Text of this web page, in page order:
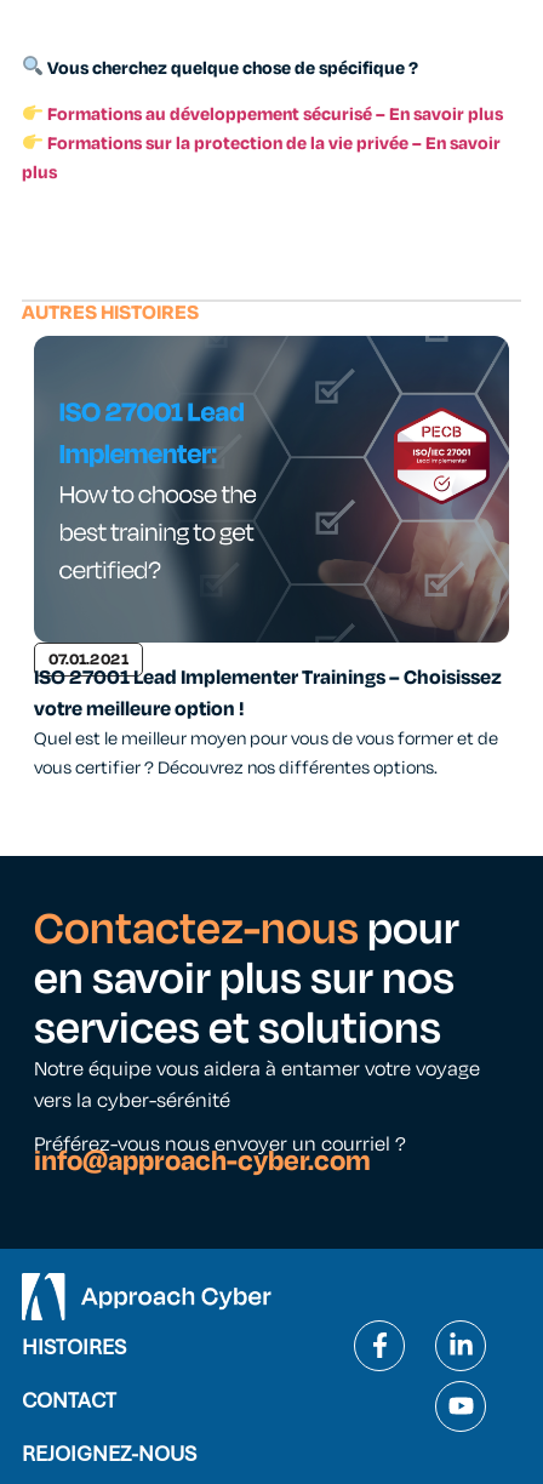
Vous cherchez quelque chose de spécifique ?
Formations au développement sécurisé – En savoir plus
Formations sur la protection de la vie privée – En savoir
plus
AUTRES HISTOIRES
07.01.2021
ISO 27001 Lead Implementer Trainings – Choisissez
votre meilleure option !
Quel est le meilleur moyen pour vous de vous former et de
vous certifier ? Découvrez nos différentes options.
Contactez-nouspour
en savoir plus sur nos
services et solutions
Notre équipe vous aidera à entamer votre voyage
vers la cyber-sérénité
Préférez-vous nous envoyer un courriel ?
info@approach-cyber.com
HISTOIRES
CONTACT
REJOIGNEZ-NOUS